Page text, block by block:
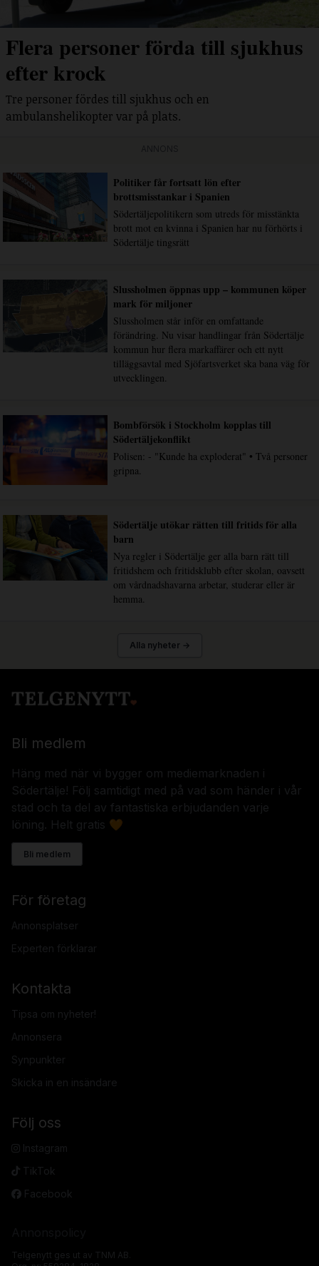
Flera personer förda till sjukhus
efter krock
Tre personer fördes till sjukhus och en
ambulanshelikopter var på plats.
Politiker får fortsatt lön efter
brottsmisstankar i Spanien
Södertäljepolitikern som utreds för misstänkta
brott mot en kvinna i Spanien har nu förhörts i
Södertälje tingsrätt
Slussholmen öppnas upp – kommunen köper
mark för miljoner
Slussholmen står inför en omfattande
förändring. Nu visar handlingar från Södertälje
kommun hur flera markaffärer och ett nytt
tilläggsavtal med Sjöfartsverket ska bana väg för
utvecklingen.
Bombförsök i Stockholm kopplas till
Södertäljekonflikt
Polisen: - "Kunde ha exploderat" • Två personer
gripna.
Södertälje utökar rätten till fritids för alla
barn
Nya regler i Södertälje ger alla barn rätt till
fritidshem och fritidsklubb efter skolan, oavsett
om vårdnadshavarna arbetar, studerar eller är
hemma.
Alla nyheter →
Bli medlem
Häng med när vi bygger om mediemarknaden i
Södertälje! Följ samtidigt med på vad som händer i vår
stad och ta del av fantastiska erbjudanden varje
löning. Helt gratis 🧡
Bli medlem
För företag
Annonsplatser
Experten förklarar
Kontakta
Tipsa om nyheter!
Annonsera
Synpunkter
Skicka in en insändare
Följ oss
Instagram
TikTok
Facebook
Telgenytt ges ut av TNM AB.